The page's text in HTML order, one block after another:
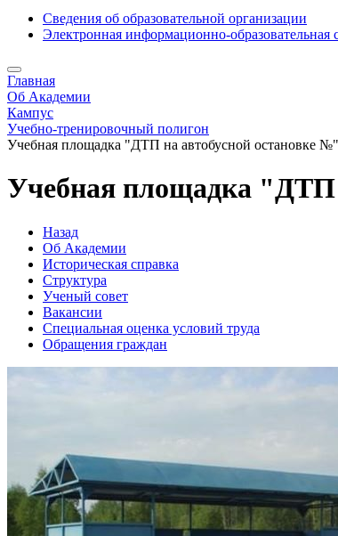
Сведения об образовательной организации
Электронная информационно-образовательная
Главная
Об Академии
Кампус
Учебно-тренировочный полигон
Учебная площадка "ДТП на автобусной остановке №"
Учебная площадка "ДТП
Назад
Об Академии
Историческая справка
Структура
Ученый совет
Вакансии
Специальная оценка условий труда
Обращения граждан